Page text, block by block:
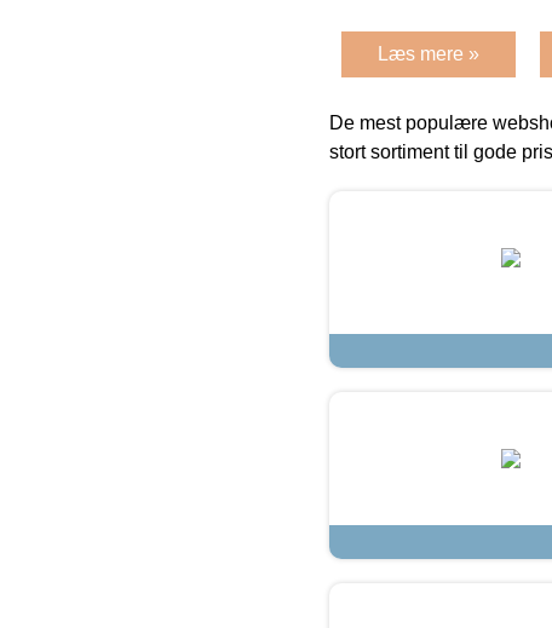
Læs mere »
De mest populære
stort sortiment til gode